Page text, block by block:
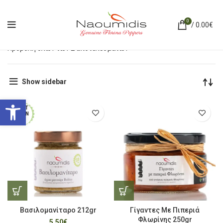
Ανοίξτε τη γραμμή εργαλείων
0 /0.00€
Show sidebar
ΕΞΑΝΤ
ΛΗΜΈΝ
Βασιλομανίταρο 212gr
Γίγαντες Με Πιπεριά
Φλωρίνης 250gr